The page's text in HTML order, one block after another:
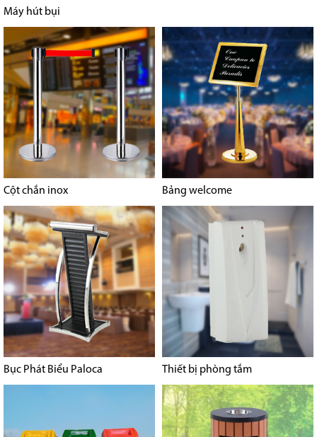
Máy hút bụi
Cột chắn inox Bảng welcome
Bục Phát Biểu Paloca Thiết bị phòng tắm